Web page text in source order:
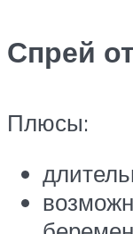
Спрей
Плюсы: